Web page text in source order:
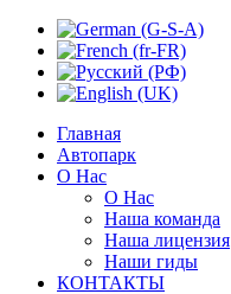
Главная
Автопарк
О Нас
О Нас
Наша команда
Наша лицензия
Наши гиды
КОНТАКТЫ